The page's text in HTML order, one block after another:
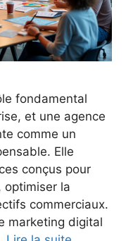
fondamental
et une agence
comme un
Elle
conçus pour
optimiser la
commerciaux.
marketing digital